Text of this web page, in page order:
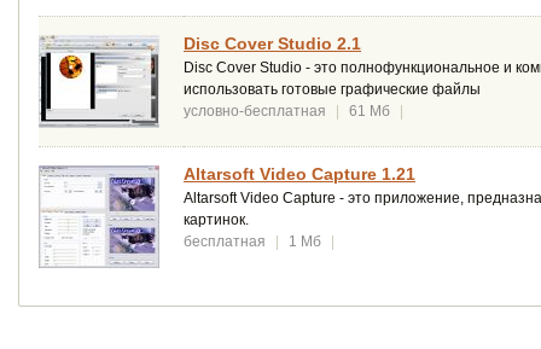
Disc Cover Studio 2.1
Disc Cover Studio - это полнофункциональное и
использовать готовые графические файлы
условно-бесплатная
| 61 Мб |
Altarsoft Video Capture 1.21
Altarsoft Video Capture - это приложение,
картинок.
бесплатная
| 1 Мб |